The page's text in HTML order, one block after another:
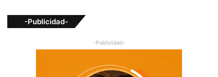
-Publicidad-
-Publicidad-